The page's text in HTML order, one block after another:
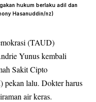
hukum berlaku adil dan
Hasanuddin/nz)
(TAUD)
Yunus kembali
Sakit Cipto
pekan lalu. Dokter harus
air keras.